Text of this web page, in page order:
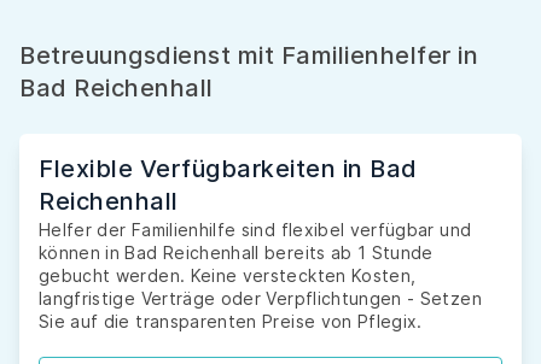
Betreuungsdienst mit Familienhelfer in
Bad Reichenhall
Flexible Verfügbarkeiten in Bad
Reichenhall
Helfer der Familienhilfe sind flexibel verfügbar und
können in Bad Reichenhall bereits ab 1 Stunde
gebucht werden. Keine versteckten Kosten,
langfristige Verträge oder Verpflichtungen - Setzen
Sie auf die transparenten Preise von Pflegix.